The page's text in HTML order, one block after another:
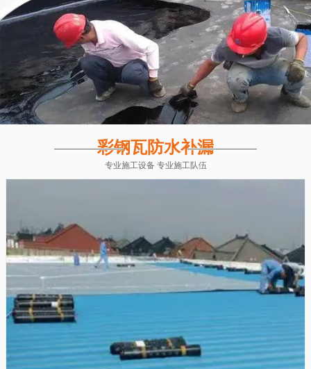
彩钢瓦防水补漏
专业施工设备 专业施工队伍